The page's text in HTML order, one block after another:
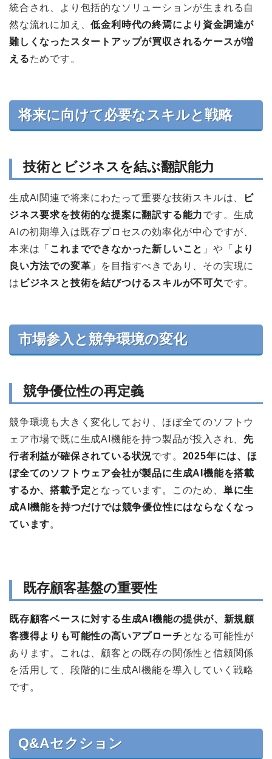
統合され、より包括的なソリューションが生まれる自
然な流れに加え、低金利時代の終焉により資金調達が
難しくなったスタートアップが買収されるケースが増
えるためです。
将来に向けて必要なスキルと戦略
技術とビジネスを結ぶ翻訳能力
生成AI関連で将来にわたって重要な技術スキルは、
ビ
ジネス要求を技術的な提案に翻訳する能力です。生成
AIの初期導入は既存プロセスの効率化が中心ですが、
本来は「 これまでできなかった新しいこと 」や「 より
良い方法での変革 」を目指すべきであり、その実現に
は ビジネスと技術を結びつけるスキルが不可欠です。
市場参入と競争環境の変化
競争優位性の再定義
競争環境も大きく変化しており、ほぼ全てのソフトウ
ェア市場で既に生成AI機能を持つ製品が投入され、 先
行者利益が確保されている状況です。 2025年には、ほ
ぼ全てのソフトウェア会社が製品に生成AI機能を搭載
するか、搭載予定となっています。このため、 単に生
成AI機能を持つだけでは競争優位性にはならなくなっ
ています。
既存顧客基盤の重要性
既存顧客ベースに対する生成AI機能の提供が、新規顧
客獲得よりも可能性の高いアプローチとなる可能性が
あります。これは、顧客との既存の関係性と信頼関係
を活用して、段階的に生成AI機能を導入していく戦略
です。
Q&Aセクション